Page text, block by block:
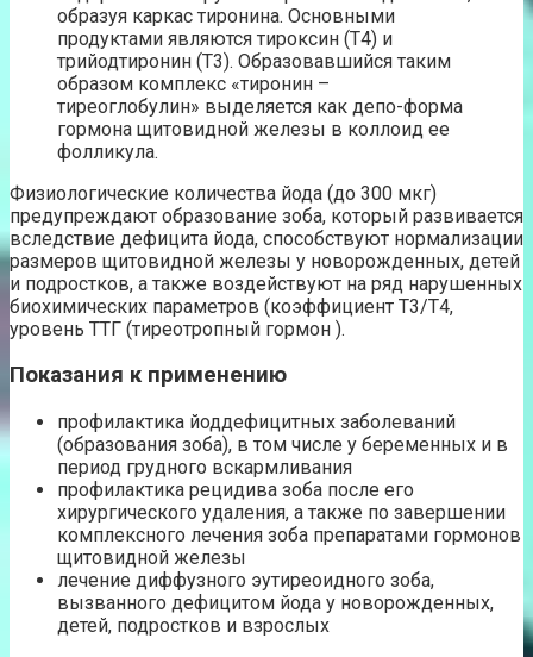
образуя каркас тиронина. Основными
продуктами являются тироксин (Т4) и
трийодтиронин (Т3). Образовавшийся таким
образом комплекс «тиронин –
тиреоглобулин» выделяется как депо-форма
гормона щитовидной железы в коллоид ее
фолликула.
Физиологические количества йода (до 300 мкг)
предупреждают образование зоба, который развивается
вследствие дефицита йода, способствуют нормализации
размеров щитовидной железы у новорожденных, детей
и подростков, а также воздействуют на ряд нарушенных
биохимических параметров (коэффициент Т3/Т4,
уровень ТТГ (тиреотропный гормон ).
Показания к применению
профилактика йоддефицитных заболеваний
(образования зоба), в том числе у беременных и в
период грудного вскармливания
профилактика рецидива зоба после его
хирургического удаления, а также по завершении
комплексного лечения зоба препаратами гормонов
щитовидной железы
лечение диффузного эутиреоидного зоба,
вызванного дефицитом йода у новорожденных,
детей, подростков и взрослых